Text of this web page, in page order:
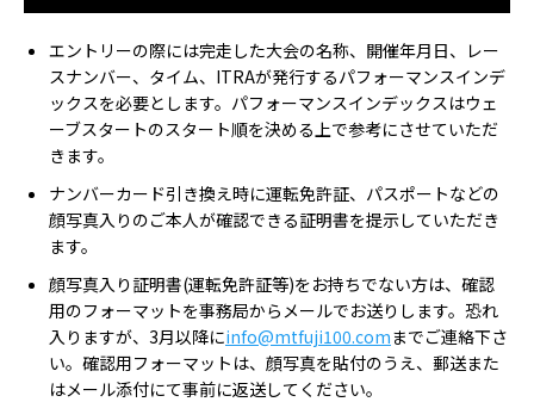
エントリーの際には完走した大会の名称、開催年月日、レー
スナンバー、タイム、ITRAが発行するパフォーマンスインデ
ックスを必要とします。パフォーマンスインデックスはウェ
ーブスタートのスタート順を決める上で参考にさせていただ
きます。
ナンバーカード引き換え時に運転免許証、パスポートなどの
顔写真入りのご本人が確認できる証明書を提示していただき
ます。
顔写真入り証明書(運転免許証等)をお持ちでない方は、確認
用のフォーマットを事務局からメールでお送りします。恐れ
入りますが、3月以降にinfo@mtfuji100.comまでご連絡下さ
い。確認用フォーマットは、顔写真を貼付のうえ、郵送また
はメール添付にて事前に返送してください。